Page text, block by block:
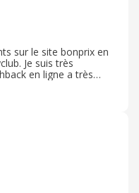
sur le site bonprix en
Je suis très
en ligne a très
de gagner 2,20€ pour
il suffit de
dans notre
et qui sera